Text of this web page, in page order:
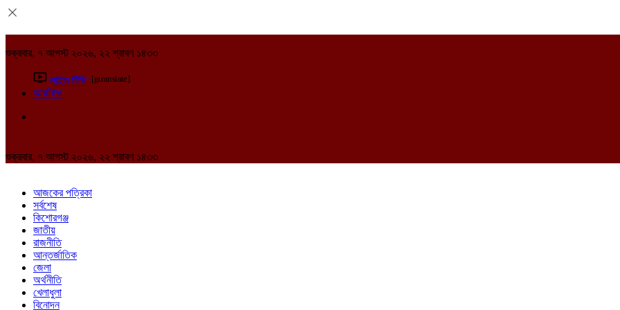
শুক্রবার, ৭ আগস্ট ২০২৬, ২২ শ্রাবণ ১৪৩৩
লাইভ টিভি [gtranslate]
আর্কাইভ
শুক্রবার, ৭ আগস্ট ২০২৬, ২২ শ্রাবণ ১৪৩৩
আজকের পত্রিকা
সর্বশেষ
কিশোরগঞ্জ
জাতীয়
রাজনীতি
আন্তর্জাতিক
জেলা
অর্থনীতি
খেলাধুলা
বিনোদন